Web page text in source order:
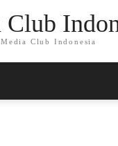
Club
Media Club Indonesia